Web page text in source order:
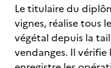
Le titulaire du
vignes, réalise tous
végétal depuis la
vendanges. Il